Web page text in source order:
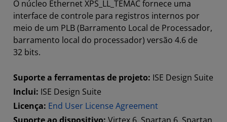
O núcleo Ethernet XPS_LL_TEMAC fornece uma
interface de controle para registros internos por
meio de um PLB (Barramento Local de Processador,
barramento local do processador) versão 4.6 de
32 bits.
Suporte a ferramentas de projeto: ISE Design Suite
Inclui: ISE Design Suite
Licença: End User License Agreement